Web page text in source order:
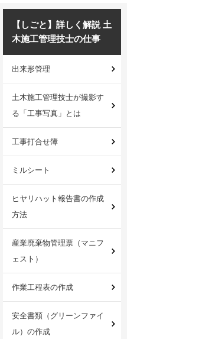
【しごと】詳しく解説 土
木施工管理技士の仕事
出来形管理
土木施工管理技士が撮影す
る「工事写真」とは
工事打合せ簿
ミルシート
ヒヤリハット報告書の作成
方法
産業廃棄物管理票（マニフ
ェスト）
作業工程表の作成
安全書類（グリーンファイ
ル）の作成